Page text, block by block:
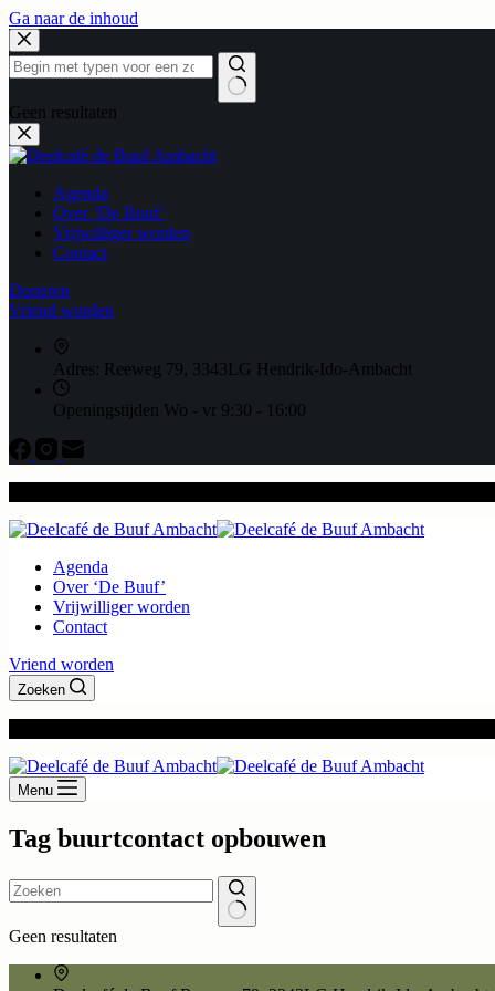
Ga naar de inhoud
Geen resultaten
Agenda
Over ‘De Buuf’
Vrijwilliger worden
Contact
Doneren
Vriend worden
Adres: Reeweg 79, 3343LG Hendrik-Ido-Ambacht
Openingstijden Wo - vr 9:30 - 16:00
Agenda
Over ‘De Buuf’
Vrijwilliger worden
Contact
Vriend worden
Zoeken
Menu
Tag buurtcontact opbouwen
Geen resultaten